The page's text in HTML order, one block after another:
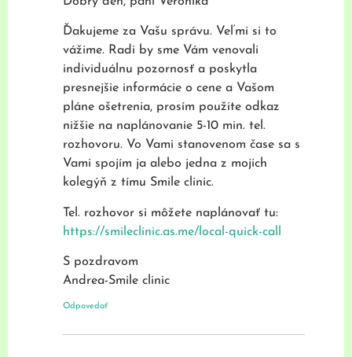
Ďakujeme za Vašu správu. Veľmi si to
vážime. Radi by sme Vám venovali
individuálnu pozornosť a poskytla
presnejšie informácie o cene a Vašom
pláne ošetrenia, prosím použite odkaz
nižšie na naplánovanie 5-10 min. tel.
rozhovoru. Vo Vami stanovenom čase sa s
Vami spojím ja alebo jedna z mojich
kolegýň z tímu Smile clinic.
Tel. rozhovor si môžete naplánovať tu:
https://smileclinic.as.me/local-quick-call
S pozdravom
Andrea-Smile clinic
Odpovedať